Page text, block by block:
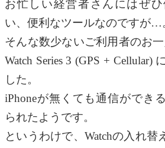
お忙しい経営者さんにはぜ
い、便利なツールなのですが…
そんな数少ないご利用者のお
Watch Series 3 (GPS + Cellular)
した。
iPhoneが無くても通信ができ
られたようです。
というわけで、Watchの入れ替